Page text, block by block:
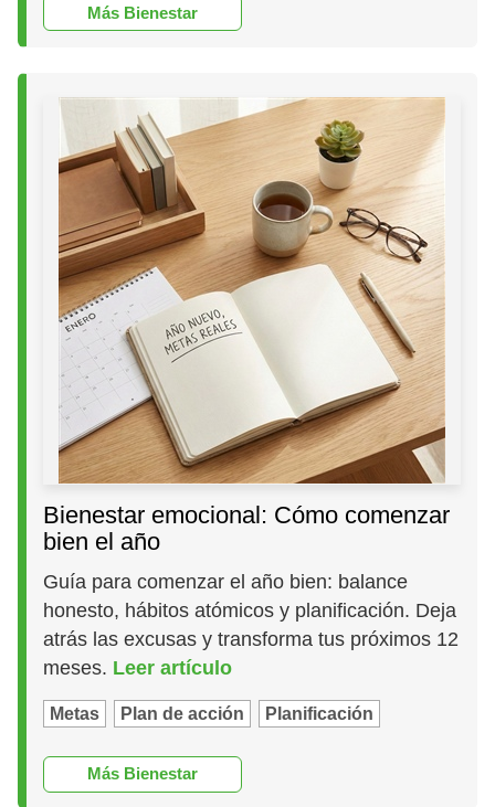
Más Bienestar
Bienestar emocional: Cómo comenzar
bien el año
Guía para comenzar el año bien: balance
honesto, hábitos atómicos y planificación. Deja
atrás las excusas y transforma tus próximos 12
meses. Leer artículo
Metas Plan de acción Planificación
Más Bienestar